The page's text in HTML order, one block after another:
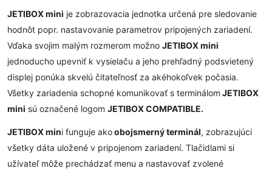
JETIBOX mini je zobrazovacia jednotka určená pre sledovanie
hodnôt popr. nastavovanie parametrov pripojených zariadení.
Vďaka svojim malým rozmerom možno JETIBOX mini
jednoducho upevniť k vysielaču a jeho prehľadný podsvietený
displej ponúka skvelú čitateľnosť za akéhokoľvek počasia.
Všetky zariadenia schopné komunikovať s terminálom JETIBOX
mini sú označené logom JETIBOX COMPATIBLE.
JETIBOX mini funguje akoobojsmerný terminál, zobrazujúci
všetky dáta uložené v pripojenom zariadení. Tlačidlami si
užívateľ môže prechádzať menu a nastavovať zvolené